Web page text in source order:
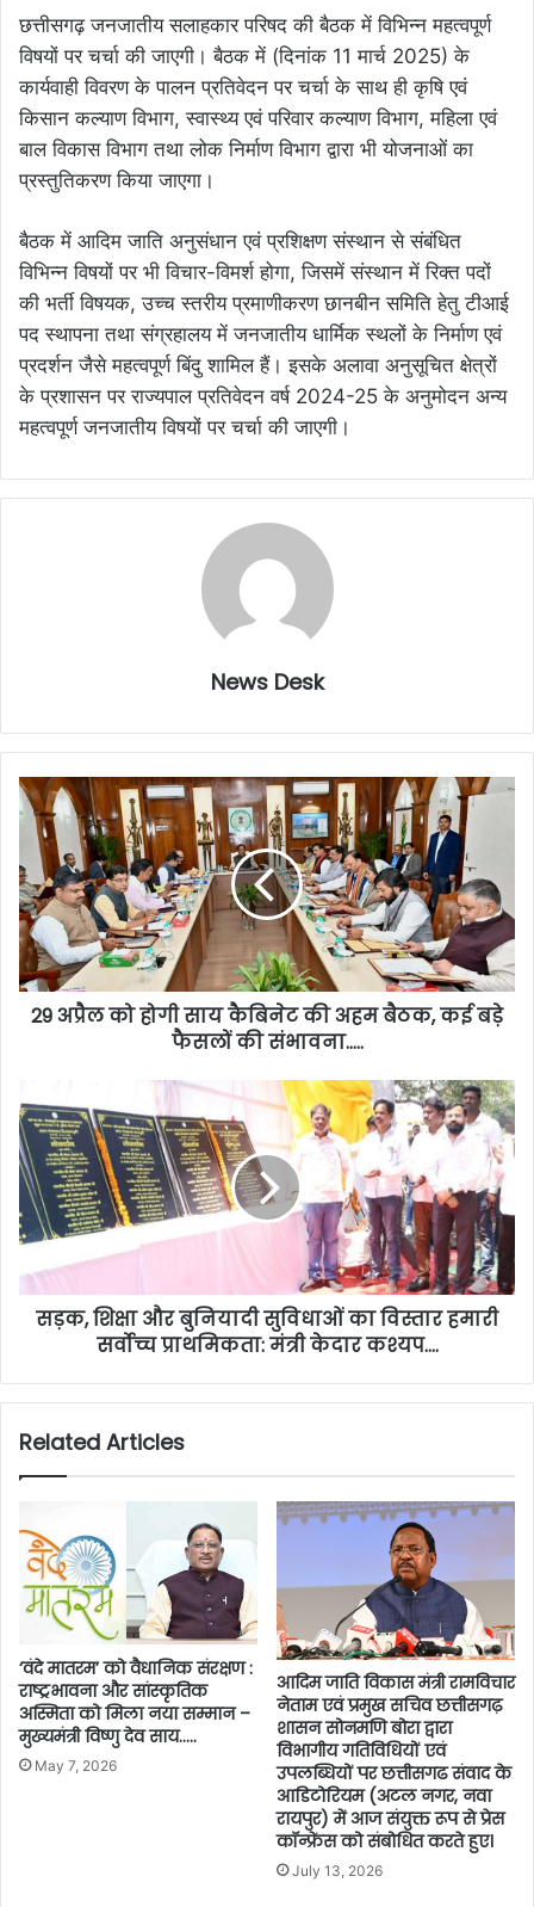
छत्तीसगढ़ जनजातीय सलाहकार परिषद की बैठक में विभिन्न महत्वपूर्ण
विषयों पर चर्चा की जाएगी। बैठक में (दिनांक 11 मार्च 2025) के
कार्यवाही विवरण के पालन प्रतिवेदन पर चर्चा के साथ ही कृषि एवं
किसान कल्याण विभाग, स्वास्थ्य एवं परिवार कल्याण विभाग, महिला एवं
बाल विकास विभाग तथा लोक निर्माण विभाग द्वारा भी योजनाओं का
प्रस्तुतिकरण किया जाएगा।
बैठक में आदिम जाति अनुसंधान एवं प्रशिक्षण संस्थान से संबंधित
विभिन्न विषयों पर भी विचार-विमर्श होगा, जिसमें संस्थान में रिक्त पदों
की भर्ती विषयक, उच्च स्तरीय प्रमाणीकरण छानबीन समिति हेतु टीआई
पद स्थापना तथा संग्रहालय में जनजातीय धार्मिक स्थलों के निर्माण एवं
प्रदर्शन जैसे महत्वपूर्ण बिंदु शामिल हैं। इसके अलावा अनुसूचित क्षेत्रों
के प्रशासन पर राज्यपाल प्रतिवेदन वर्ष 2024-25 के अनुमोदन अन्य
महत्वपूर्ण जनजातीय विषयों पर चर्चा की जाएगी।
News Desk
29 अप्रैल को होगी साय कैबिनेट की अहम बैठक, कई बड़े
फैसलों की संभावना…..
सड़क, शिक्षा और बुनियादी सुविधाओं का विस्तार हमारी
सर्वोच्च प्राथमिकता: मंत्री केदार कश्यप….
Related Articles
‘वंदे मातरम’ को वैधानिक संरक्षण :
राष्ट्रभावना और सांस्कृतिक
अस्मिता को मिला नया सम्मान –
मुख्यमंत्री विष्णु देव साय…..
May 7, 2026
आदिम जाति विकास मंत्री रामविचार
नेताम एवं प्रमुख सचिव छत्तीसगढ़
शासन सोनमणि बोरा द्वारा
विभागीय गतिविधियों एवं
उपलब्धियों पर छत्तीसगढ संवाद के
आडिटोरियम (अटल नगर, नवा
रायपुर) में आज संयुक्त रूप से प्रेस
कॉन्फ्रेंस को संबोधित करते हुए।
July 13, 2026